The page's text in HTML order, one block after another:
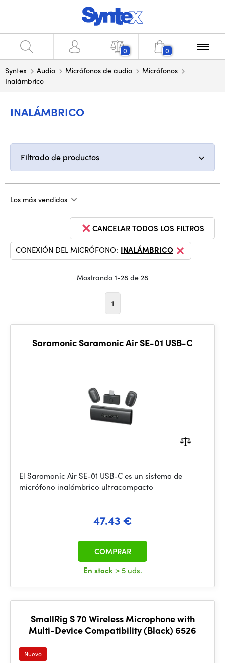
0 0
Syntex Audio Micrófonos de audio
Micrófonos
Inalámbrico
INALÁMBRICO
Filtrado de productos
Los más vendidos
CANCELAR TODOS LOS FILTROS
CONEXIÓN DEL MICRÓFONO: INALÁMBRICO
Mostrando 1-28 de 28
1
Saramonic Saramonic Air SE-01 USB-C
El Saramonic Air SE-01 USB-C es un sistema de
micrófono inalámbrico ultracompacto
47.43 €
En stock > 5 uds.
COMPRAR
SmallRig S 70 Wireless Microphone with
Multi-Device Compatibility (Black) 6526
Nuevo